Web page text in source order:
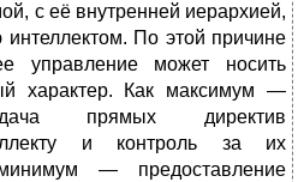
с её внутренней иерархией,
По этой причине
управление может носить
характер. Как максимум —
прямых директив
и контроль за их
— предоставление